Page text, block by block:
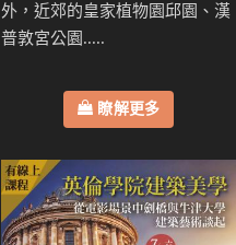
外，近郊的皇家植物園邱園、漢
普敦宮公園.....
瞭解更多